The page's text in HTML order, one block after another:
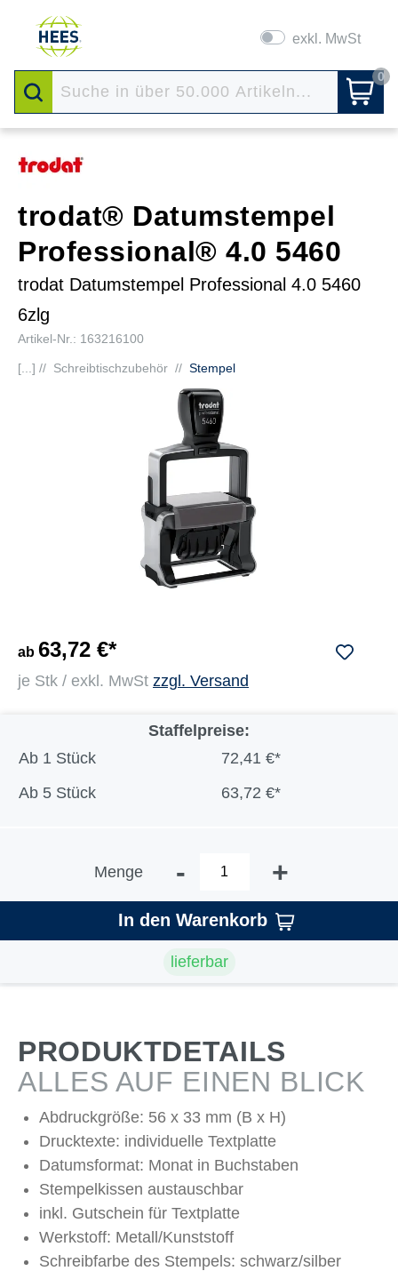
exkl. MwSt
0
trodat® Datumstempel
Professional® 4.0 5460
trodat Datumstempel Professional 4.0 5460
6zlg
Artikel-Nr.: 163216100
[...] // Schreibtischzubehör // Stempel
ab 63,72 €*
je Stk / exkl. MwSt zzgl. Versand
Staffelpreise:
Ab 1 Stück
72,41 €*
Ab 5 Stück 63,72 €*
Menge - +
In den Warenkorb
lieferbar
PRODUKTDETAILS
ALLES AUF EINEN BLICK
Abdruckgröße: 56 x 33 mm (B x H)
Drucktexte: individuelle Textplatte
Datumsformat: Monat in Buchstaben
Stempelkissen austauschbar
inkl. Gutschein für Textplatte
Werkstoff: Metall/Kunststoff
Schreibfarbe des Stempels: schwarz/silber